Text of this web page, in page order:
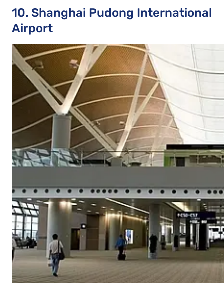
10. Shanghai Pudong International
Airport